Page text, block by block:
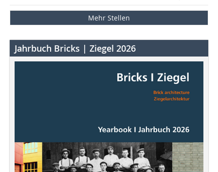
Mehr Stellen
Jahrbuch Bricks | Ziegel 2026